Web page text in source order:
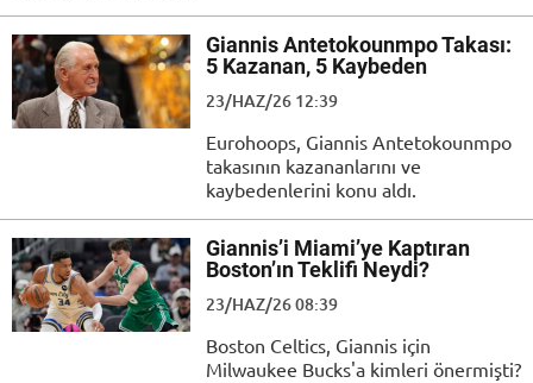
Giannis Antetokounmpo Takası:
5 Kazanan, 5 Kaybeden
23/HAZ/26 12:39
Eurohoops, Giannis Antetokounmpo
takasının kazananlarını ve
kaybedenlerini konu aldı.
Giannis’i Miami’ye Kaptıran
Boston’ın Teklifi Neydi?
23/HAZ/26 08:39
Boston Celtics, Giannis için
Milwaukee Bucks'a kimleri önermişti?